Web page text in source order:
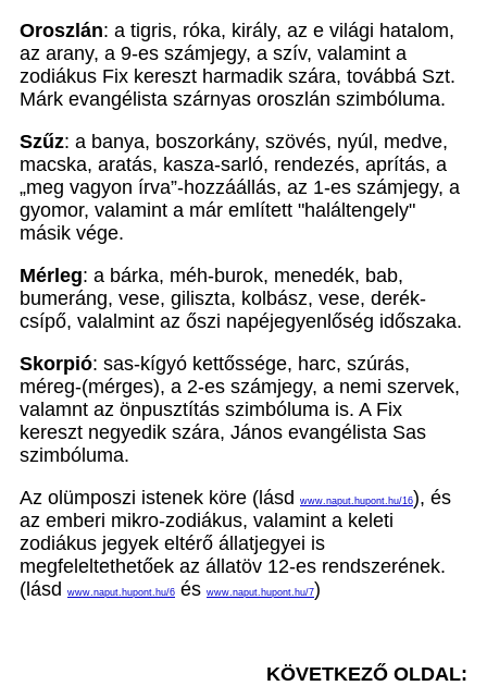
Oroszlán: a tigris, róka, király, az e világi hatalom,
az arany, a 9-es számjegy, a szív, valamint a
zodiákus Fix kereszt harmadik szára, továbbá Szt.
Márk evangélista szárnyas oroszlán szimbóluma.
Szűz: a banya, boszorkány, szövés, nyúl, medve,
macska, aratás, kasza-sarló, rendezés, aprítás, a
„meg vagyon írva”-hozzáállás, az 1-es számjegy, a
gyomor, valamint a már említett "haláltengely"
másik vége.
Mérleg: a bárka, méh-burok, menedék, bab,
bumeráng, vese, giliszta, kolbász, vese, derék-
csípő, valalmint az őszi napéjegyenlőség időszaka.
Skorpió: sas-kígyó kettőssége, harc, szúrás,
méreg-(mérges), a 2-es számjegy, a nemi szervek,
valamnt az önpusztítás szimbóluma is. A Fix
kereszt negyedik szára, János evangélista Sas
szimbóluma.
Az olümposzi istenek köre (lásd www.naput.hupont.hu/16), és
az emberi mikro-zodiákus, valamint a keleti
zodiákus jegyek eltérő állatjegyei is
megfeleltethetőek az állatöv 12-es rendszerének.
(lásd www.naput.hupont.hu/6 és www.naput.hupont.hu/7)
KÖVETKEZŐ OLDAL: